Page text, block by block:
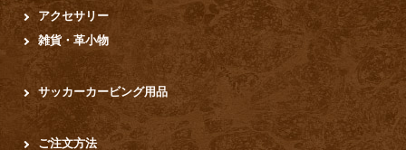
手帳 名刺入れ
ナンバーフォルダー
名刺入れは、サイズ感、革の質、デザイン共にかなりお気に入
アクセサリー
雑貨・革小物
サッカーカービング用品
ご注文方法